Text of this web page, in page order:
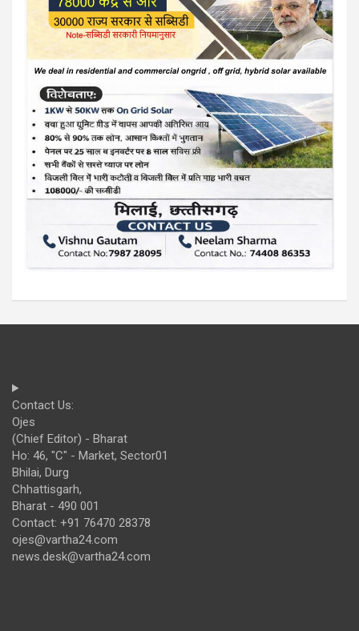
Contact Us:
Ojes
(Chief Editor) - Bharat
Ho: 46, "C" - Market, Sector01
Bhilai, Durg
Chhattisgarh,
Bharat - 490 001
Contact: +91 76470 28378
ojes@vartha24.com
news.desk@vartha24.com